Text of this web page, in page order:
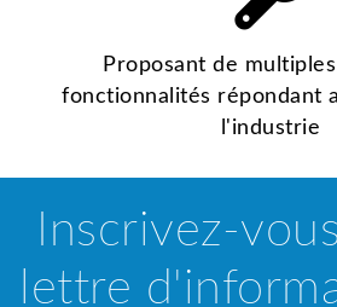
Proposant de
fonctionnalités répondant
l'industrie
Inscrivez-
lettre